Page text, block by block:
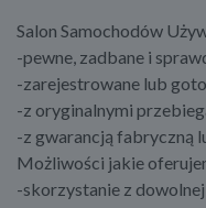
Salon Samochodów
-pewne, zadbane i
-zarejestrowane lub
-z oryginalnymi
-z gwarancją fabryczną
Możliwości jakie
-skorzystanie z